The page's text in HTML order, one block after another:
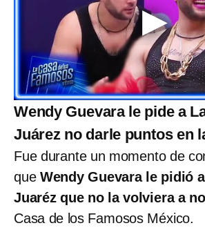
Wendy Guevara le pide a
Juárez no darle puntos en
Fue durante un momento de
que Wendy Guevara le pidió
Juaréz que no la volviera a
Casa de los Famosos México.